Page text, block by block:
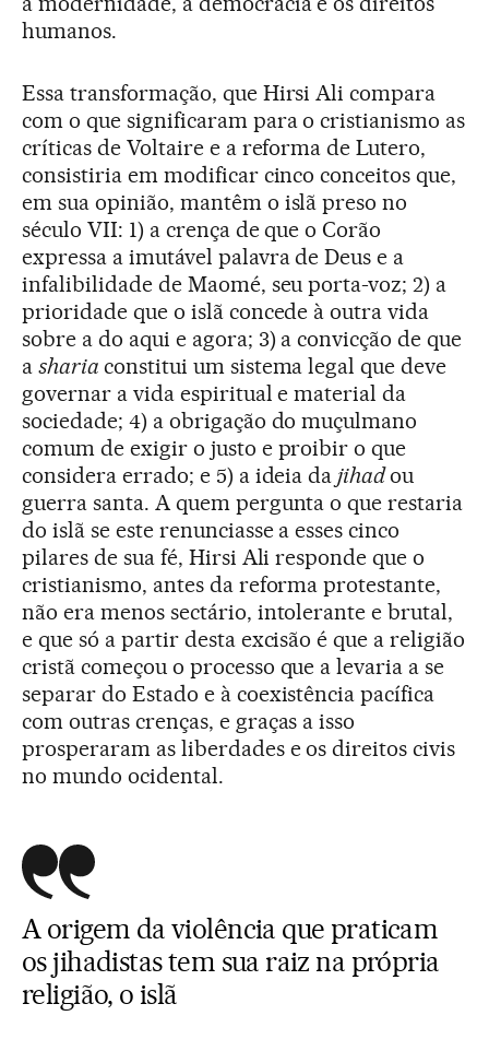
humanos.
Essa transformação, que Hirsi Ali compara
com o que significaram para o cristianismo as
críticas de Voltaire e a reforma de Lutero,
consistiria em modificar cinco conceitos que,
em sua opinião, mantêm o islã preso no
século VII: 1) a crença de que o Corão
expressa a imutável palavra de Deus e a
infalibilidade de Maomé, seu porta-voz; 2) a
prioridade que o islã concede à outra vida
sobre a do aqui e agora; 3) a convicção de que
a sharia constitui um sistema legal que deve
governar a vida espiritual e material da
sociedade; 4) a obrigação do muçulmano
comum de exigir o justo e proibir o que
considera errado; e 5) a ideia da jihadou
guerra santa. A quem pergunta o que restaria
do islã se este renunciasse a esses cinco
pilares de sua fé, Hirsi Ali responde que o
cristianismo, antes da reforma protestante,
não era menos sectário, intolerante e brutal,
e que só a partir desta excisão é que a religião
cristã começou o processo que a levaria a se
separar do Estado e à coexistência pacífica
com outras crenças, e graças a isso
prosperaram as liberdades e os direitos civis
no mundo ocidental.
A origem da violência que praticam
os jihadistas tem sua raiz na própria
religião, o islã